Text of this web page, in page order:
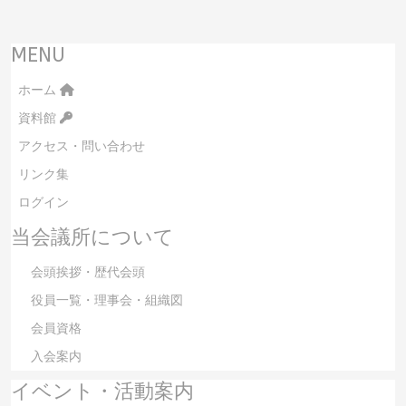
MENU
ホーム
資料館
アクセス・問い合わせ
リンク集
ログイン
当会議所について
会頭挨拶・歴代会頭
役員一覧・理事会・組織図
会員資格
入会案内
イベント・活動案内